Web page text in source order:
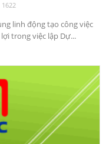
1622
linh động tạo công việc
trong việc lập Dự...